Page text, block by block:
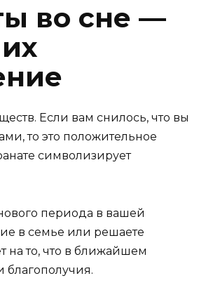
во сне —
Если вам снилось, что вы
то это положительное
символизирует
периода в вашей
в семье или решаете
на то, что в ближайшем